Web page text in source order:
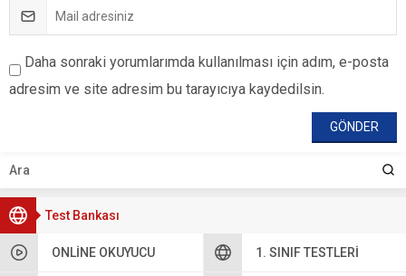
Test Bankası
ONLINE OKUYUCU 1. SINIF TESTLERI
Daha sonraki yorumlarımda kullanılması için adım, e-posta
adresim ve site adresim bu tarayıcıya kaydedilsin.